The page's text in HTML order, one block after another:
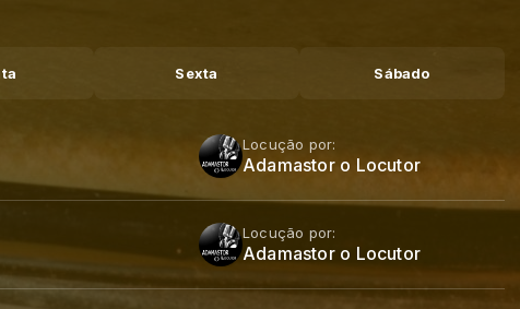
Sexta Sábado
Locução por:
Adamastor o Locutor
Locução por:
Adamastor o Locutor